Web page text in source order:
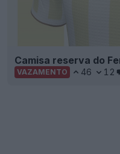
Camisa reserva do
VAZAMENTO 46 12